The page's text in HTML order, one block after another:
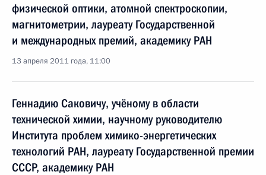
физической оптики, атомной спектроскопии,
магнитометрии, лауреату Государственной
и международных премий, академику РАН
13 апреля 2011 года, 11:00
Геннадию Саковичу, учёному в области
технической химии, научному руководителю
Института проблем химико-энергетических
технологий РАН, лауреату Государственной премии
СССР, академику РАН